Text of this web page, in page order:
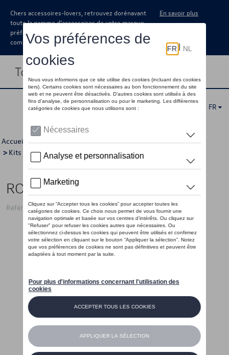
Chers accessoires-lovers, retrouvez dorénavant
toute la gamme d’accessoires de votre marque
préférée sous forme de catalogue à
commander auprès de votre concessionaire.
En savoir plus
Toggle navigation
FR
Accueil >Catalogue Volkswagen >Jantes et roues
> Kits jantes avec pneus >Kits d'hiver > Détail
ROUES HIVER 16"
Référence: 2Q0WCWV66A 03C